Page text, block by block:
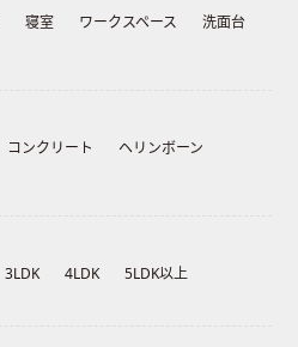
寝室 ワークスペース
洗面台
コンクリート
ヘリンボーン
3LDK 4LDK 5LDK以上